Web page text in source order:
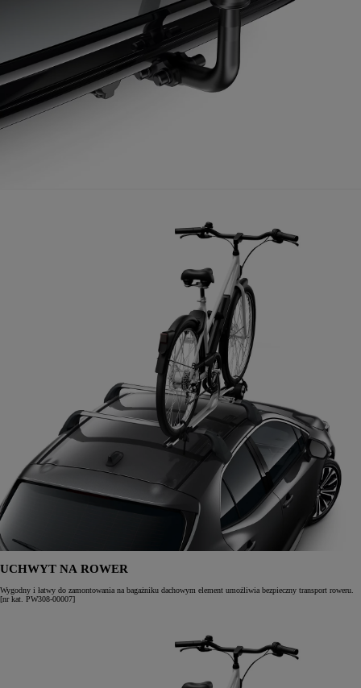
UCHWYT NA ROWER
Wygodny i łatwy do zamontowania na bagażniku dachowym element umożliwia bezpieczny transport roweru.
[nr kat. PW308-00007]